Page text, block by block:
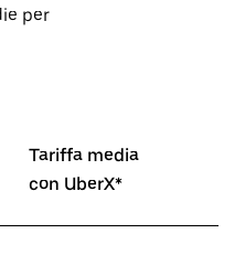
per
Tariffa media
con UberX*